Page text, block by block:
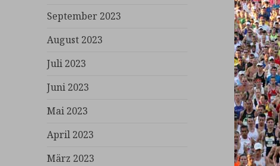
September 2023
August 2023
Juli 2023
Juni 2023
Mai 2023
April 2023
März 2023